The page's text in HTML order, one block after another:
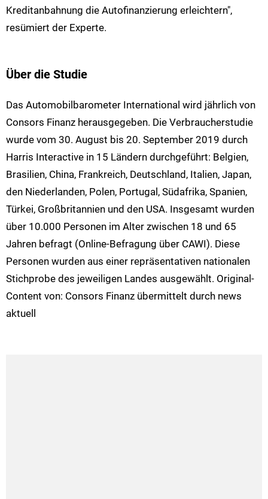
Kreditanbahnung die Autofinanzierung erleichtern",
resümiert der Experte.
Über die Studie
Das Automobilbarometer International wird jährlich von
Consors Finanz herausgegeben. Die Verbraucherstudie
wurde vom 30. August bis 20. September 2019 durch
Harris Interactive in 15 Ländern durchgeführt: Belgien,
Brasilien, China, Frankreich, Deutschland, Italien, Japan,
den Niederlanden, Polen, Portugal, Südafrika, Spanien,
Türkei, Großbritannien und den USA. Insgesamt wurden
über 10.000 Personen im Alter zwischen 18 und 65
Jahren befragt (Online-Befragung über CAWI). Diese
Personen wurden aus einer repräsentativen nationalen
Stichprobe des jeweiligen Landes ausgewählt. Original-
Content von: Consors Finanz übermittelt durch news
aktuell